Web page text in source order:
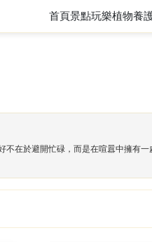
首頁景點玩樂植物養
在於避開忙碌，而是在喧囂中擁有一